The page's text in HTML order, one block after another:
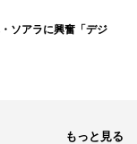
ソアラに興奮「デジ
もっと見る